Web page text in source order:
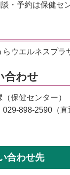
・予約は保健セ
らウエルネスプラ
合わせ
保健センター）
898-2590（直
合わせ先